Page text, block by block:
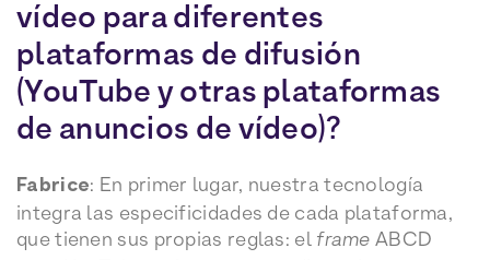
vídeo para diferentes
plataformas de difusión
(YouTube y otras plataformas
de anuncios de vídeo)?
Fabrice: En primer lugar, nuestra tecnología
integra las especificidades de cada plataforma,
que tienen sus propias reglas: el frame ABCD